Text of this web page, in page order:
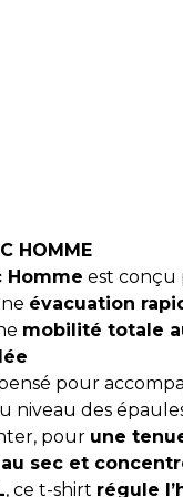
HOMME
Homme est conçu
évacuation
mobilité totale
pour
niveau des
pour une
sec et
, ce t-shirt régule